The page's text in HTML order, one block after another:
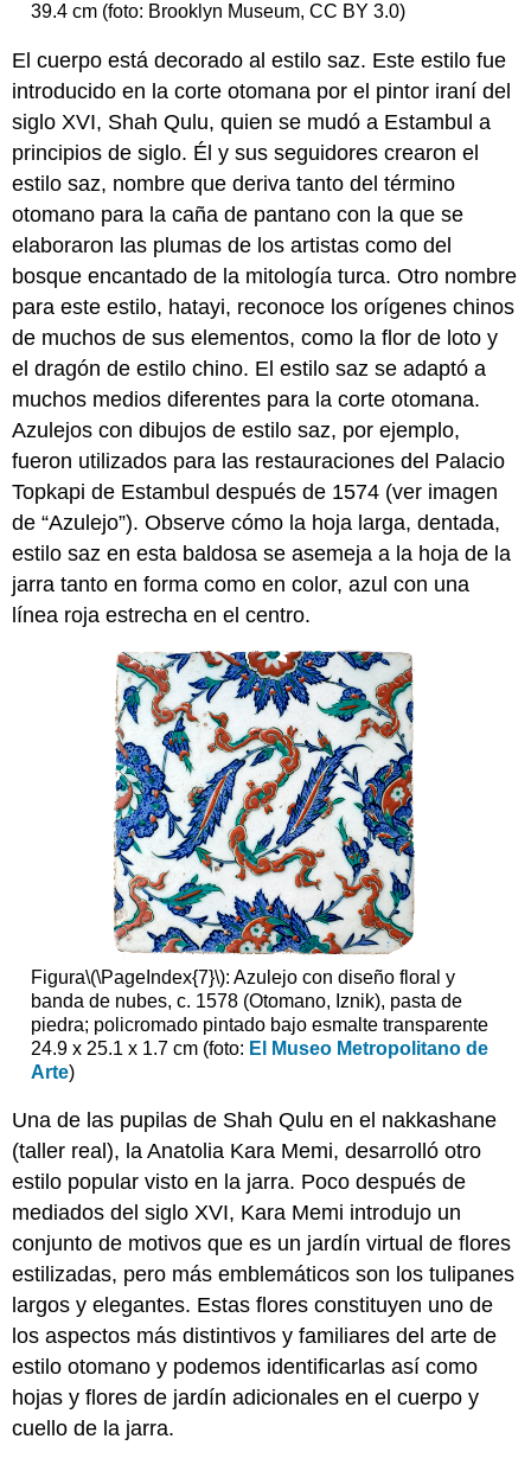
39.4 cm (foto: Brooklyn Museum, CC BY 3.0)
El cuerpo está decorado al estilo saz. Este estilo fue
introducido en la corte otomana por el pintor iraní del
siglo XVI, Shah Qulu, quien se mudó a Estambul a
principios de siglo. Él y sus seguidores crearon el
estilo saz, nombre que deriva tanto del término
otomano para la caña de pantano con la que se
elaboraron las plumas de los artistas como del
bosque encantado de la mitología turca. Otro nombre
para este estilo, hatayi, reconoce los orígenes chinos
de muchos de sus elementos, como la flor de loto y
el dragón de estilo chino. El estilo saz se adaptó a
muchos medios diferentes para la corte otomana.
Azulejos con dibujos de estilo saz, por ejemplo,
fueron utilizados para las restauraciones del Palacio
Topkapi de Estambul después de 1574 (ver imagen
de “Azulejo”). Observe cómo la hoja larga, dentada,
estilo saz en esta baldosa se asemeja a la hoja de la
jarra tanto en forma como en color, azul con una
línea roja estrecha en el centro.
Figura\(\PageIndex{7}\): Azulejo con diseño floral y
banda de nubes, c. 1578 (Otomano, Iznik), pasta de
piedra; policromado pintado bajo esmalte transparente
24.9 x 25.1 x 1.7 cm (foto: El Museo Metropolitano de
Arte)
Una de las pupilas de Shah Qulu en el nakkashane
(taller real), la Anatolia Kara Memi, desarrolló otro
estilo popular visto en la jarra. Poco después de
mediados del siglo XVI, Kara Memi introdujo un
conjunto de motivos que es un jardín virtual de flores
estilizadas, pero más emblemáticos son los tulipanes
largos y elegantes. Estas flores constituyen uno de
los aspectos más distintivos y familiares del arte de
estilo otomano y podemos identificarlas así como
hojas y flores de jardín adicionales en el cuerpo y
cuello de la jarra.